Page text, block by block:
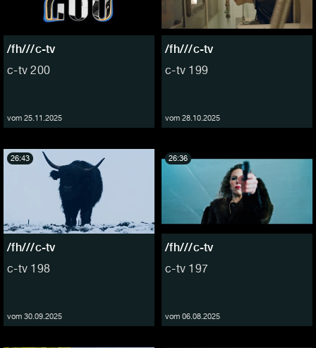
/fh///c-tv
c-tv 200
vom 25.11.2025
/fh///c-tv
c-tv 199
vom 28.10.2025
/fh///c-tv
c-tv 198
vom 30.09.2025
26:43
/fh///c-tv
c-tv 197
vom 06.08.2025
26:36